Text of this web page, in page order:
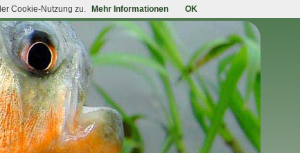
Cookie-Nutzung zu. Mehr Informationen OK